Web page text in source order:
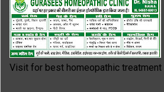
Visit for best homeopathic treatment